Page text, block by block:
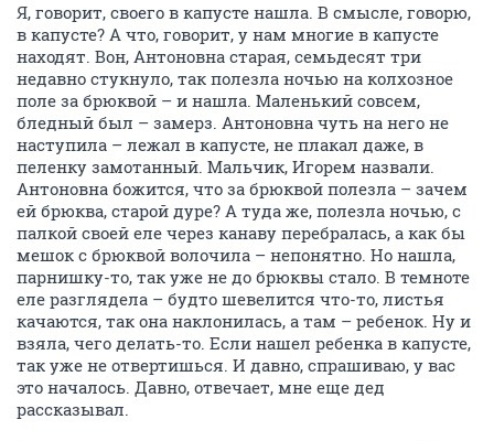
Я, говорит, своего в капусте нашла. В смысле, говорю,
в капусте? А что, говорит, у нам многие в капусте
находят. Вон, Антоновна старая, семьдесят три
недавно стукнуло, так полезла ночью на колхозное
поле за брюквой – и нашла. Маленький совсем,
бледный был – замерз. Антоновна чуть на него не
наступила – лежал в капусте, не плакал даже, в
пеленку замотанный. Мальчик, Игорем назвали.
Антоновна божится, что за брюквой полезла – зачем
ей брюква, старой дуре? А туда же, полезла ночью, с
палкой своей еле через канаву перебралась, а как бы
мешок с брюквой волочила – непонятно. Но нашла,
парнишку-то, так уже не до брюквы стало. В темноте
еле разглядела – будто шевелится что-то, листья
качаются, так она наклонилась, а там – ребенок. Ну и
взяла, чего делать-то. Если нашел ребенка в капусте,
так уже не отвертишься. И давно, спрашиваю, у вас
это началось. Давно, отвечает, мне еще дед
рассказывал.